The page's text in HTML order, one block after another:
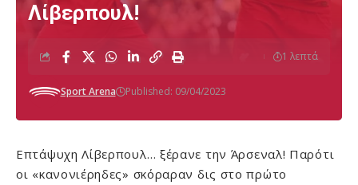
Λίβερπουλ!
Sport Arena Published: 09/04/2023
1 λεπτά
Επτάψυχη Λίβερπουλ… ξέρανε την Άρσεναλ! Παρότι
οι «κανονιέρηδες» σκόραραν δις στο πρώτο